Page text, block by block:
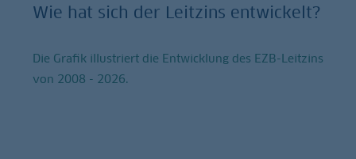
Wie hat sich der Leitzins entwickelt?
Die Grafik illustriert die Entwicklung des EZB-Leitzins
von 2008 - 2026.